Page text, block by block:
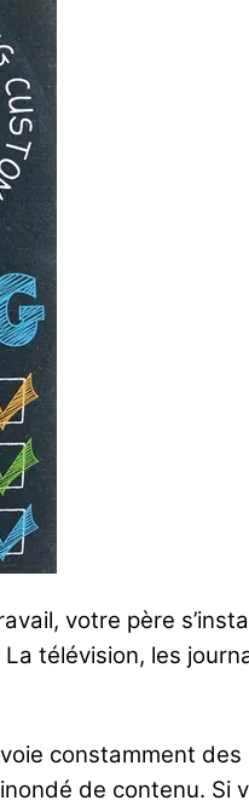
votre père
télévision, les
constamment
de contenu. Si